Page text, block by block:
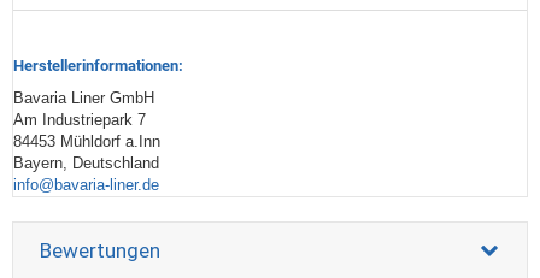
Herstellerinformationen:
Bavaria Liner GmbH
Am Industriepark 7
84453 Mühldorf a.Inn
Bayern, Deutschland
info@bavaria-liner.de
Bewertungen